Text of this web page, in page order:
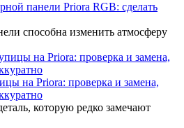
панели Priora RGB: сделать
способна изменить атмосферу
на Priora: проверка и замена,
которую редко замечают